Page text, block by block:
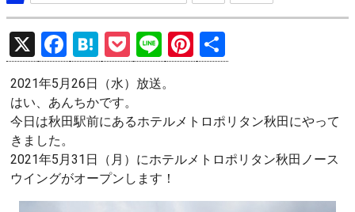
X
F
a
ce
b
o
o
k
H
at
e
n
P
o
ck
et
Li
n
e
Pi
nt
es
有
2021年5月26日（水）放送。
はい、あんちかです。
今日は秋田駅前にあるホテルメトロポリタン秋田にやって
きました。
2021年5月31日（月）にホテルメトロポリタン秋田ノース
ウイングがオープンします！